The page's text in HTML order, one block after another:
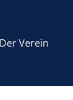
Der Verein